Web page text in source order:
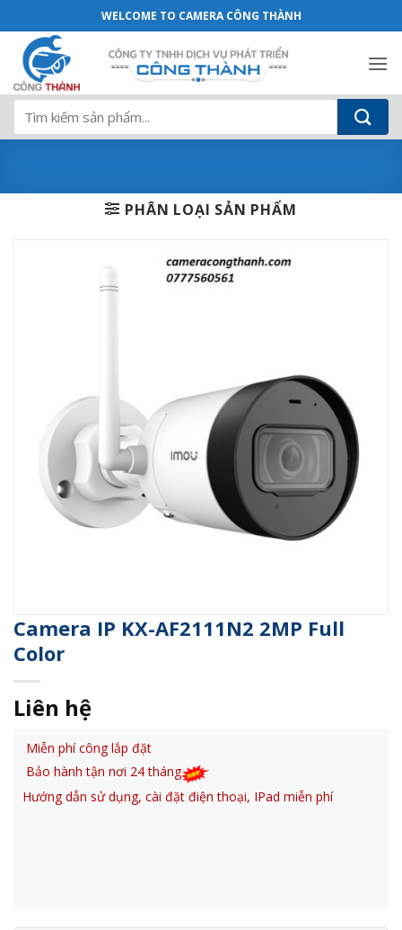
qua
dung
Camera IP KX-AF2111N2 2MP Full
WELCOME TO CAMERA CÔNG THÀNH
Tìm
kiếm:
PHÂN LOẠI SẢN PHẨM
Camera IP KX-AF2111N2 2MP Full
Color
Liên hệ
Miễn phí công lắp đặt
Bảo hành tận nơi 24 tháng
Hướng dẫn sử dụng, cài đặt điện thoại, IPad miễn phí